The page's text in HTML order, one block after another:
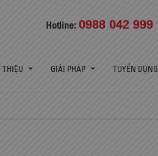
Hotline: 0988 042 999
THIỆU GIẢI PHÁP TUYỂN DỤNG